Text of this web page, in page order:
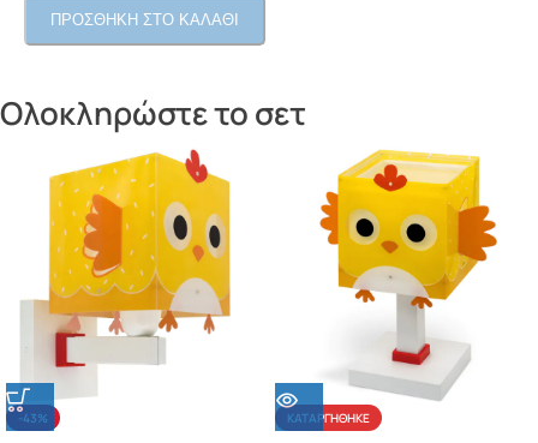
ΠΡΟΣΘΗΚΗ ΣΤΟ ΚΑΛΑΘΙ
Ολοκληρώστε το σετ
-43% ΚΑΤΑΡΓΉΘΗΚΕ